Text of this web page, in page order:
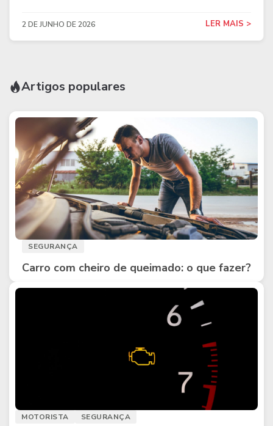
2 DE JUNHO DE 2026 LER MAIS >
Artigos populares
SEGURANÇA
Carro com cheiro de queimado: o que fazer?
MOTORISTA SEGURANÇA